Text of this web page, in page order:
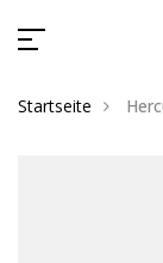
Startseite